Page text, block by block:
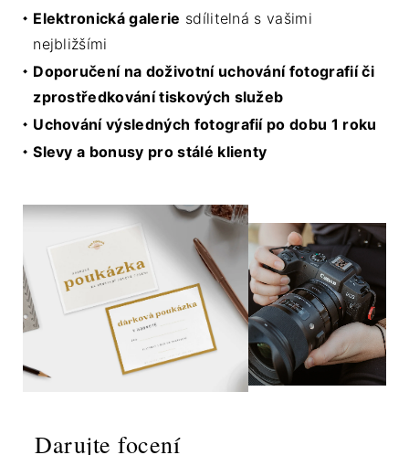
Elektronická galerie sdílitelná s vašimi
nejbližšími
Doporučení na doživotní uchování fotografií či
zprostředkování tiskových služeb
Uchování výsledných fotografií po dobu 1 roku
Slevy a bonusy pro stálé klienty
Darujte focení